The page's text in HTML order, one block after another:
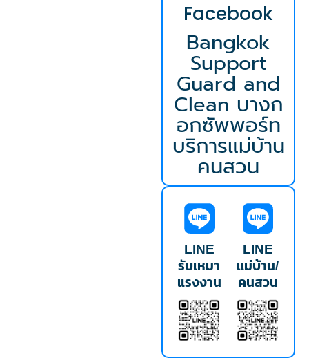
Facebook
Bangkok
Support
Guard and
Clean บางก
อกซัพพอร์ท
บริการแม่บ้าน
คนสวน
LINE
รับเหมา
แรงงาน
LINE
แม่บ้าน/
คนสวน